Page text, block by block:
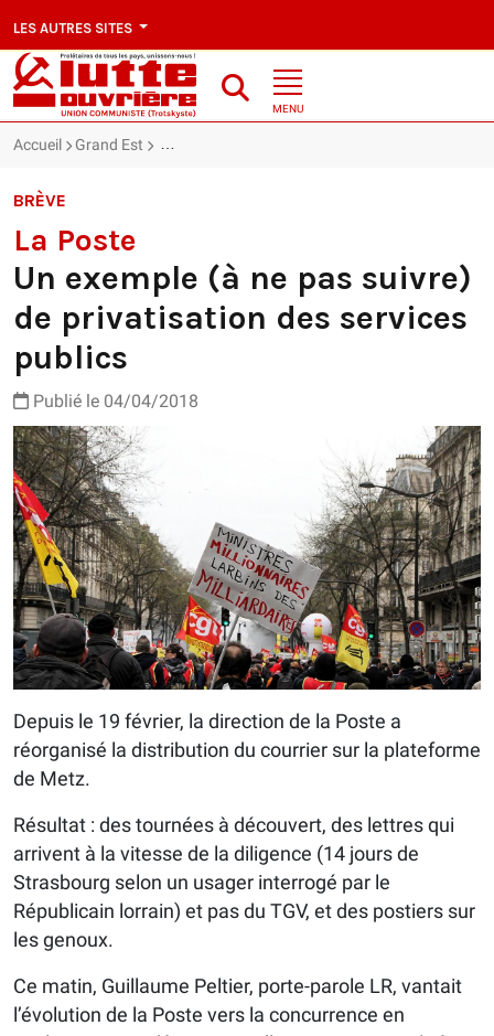
LES AUTRES SITES
MENU
Accueil Grand Est La Poste : Un exemple (à ne pas suivre) de
BRÈVE
La Poste
Un exemple (à ne pas suivre)
de privatisation des services
publics
Publié le 04/04/2018
Depuis le 19 février, la direction de la Poste a
réorganisé la distribution du courrier sur la plateforme
de Metz.
Résultat : des tournées à découvert, des lettres qui
arrivent à la vitesse de la diligence (14 jours de
Strasbourg selon un usager interrogé par le
Républicain lorrain) et pas du TGV, et des postiers sur
les genoux.
Ce matin, Guillaume Peltier, porte-parole LR, vantait
l’évolution de la Poste vers la concurrence en